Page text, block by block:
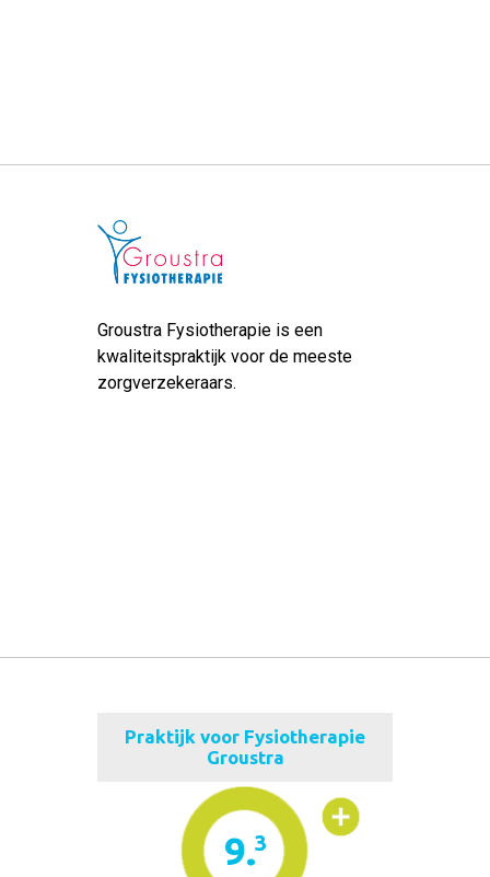
Groustra Fysiotherapie is een
kwaliteitspraktijk voor de meeste
zorgverzekeraars.